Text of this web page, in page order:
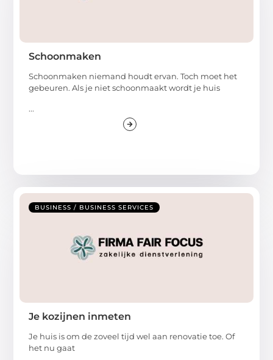
Schoonmaken
Schoonmaken niemand houdt ervan. Toch moet het
gebeuren. Als je niet schoonmaakt wordt je huis
...
BUSINESS / BUSINESS SERVICES
Je kozijnen inmeten
Je huis is om de zoveel tijd wel aan renovatie toe. Of
het nu gaat